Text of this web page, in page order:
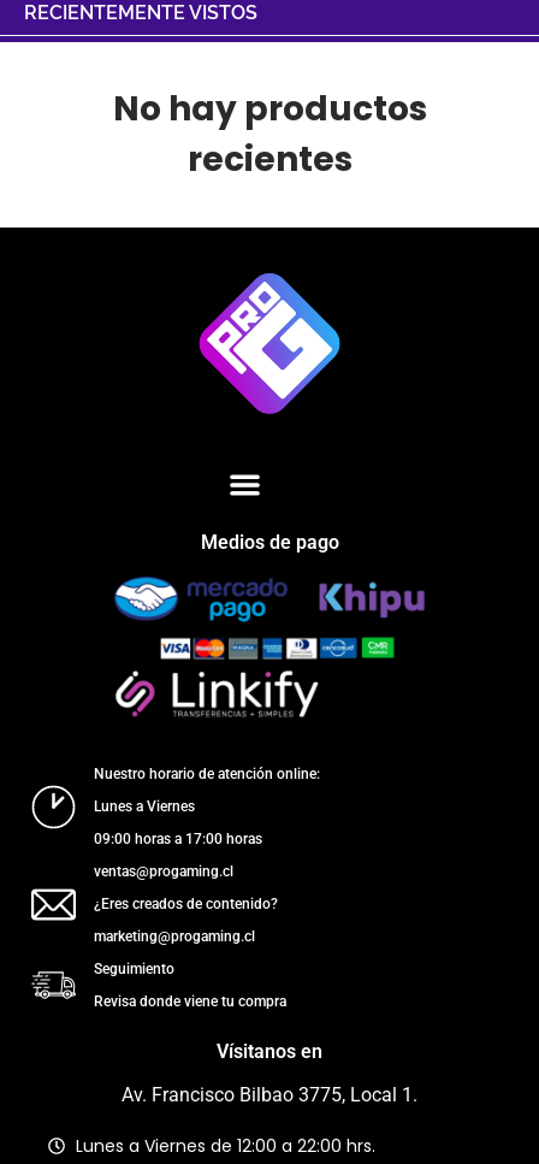
RECIENTEMENTE VISTOS
No hay productos
recientes
Medios de pago
Nuestro horario de atención online:
Lunes a Viernes
09:00 horas a 17:00 horas
ventas@progaming.cl
¿Eres creados de contenido?
marketing@progaming.cl
Seguimiento
Revisa donde viene tu compra
Vísitanos en
Av. Francisco Bilbao 3775, Local 1.
Lunes a Viernes de 12:00 a 22:00 hrs.